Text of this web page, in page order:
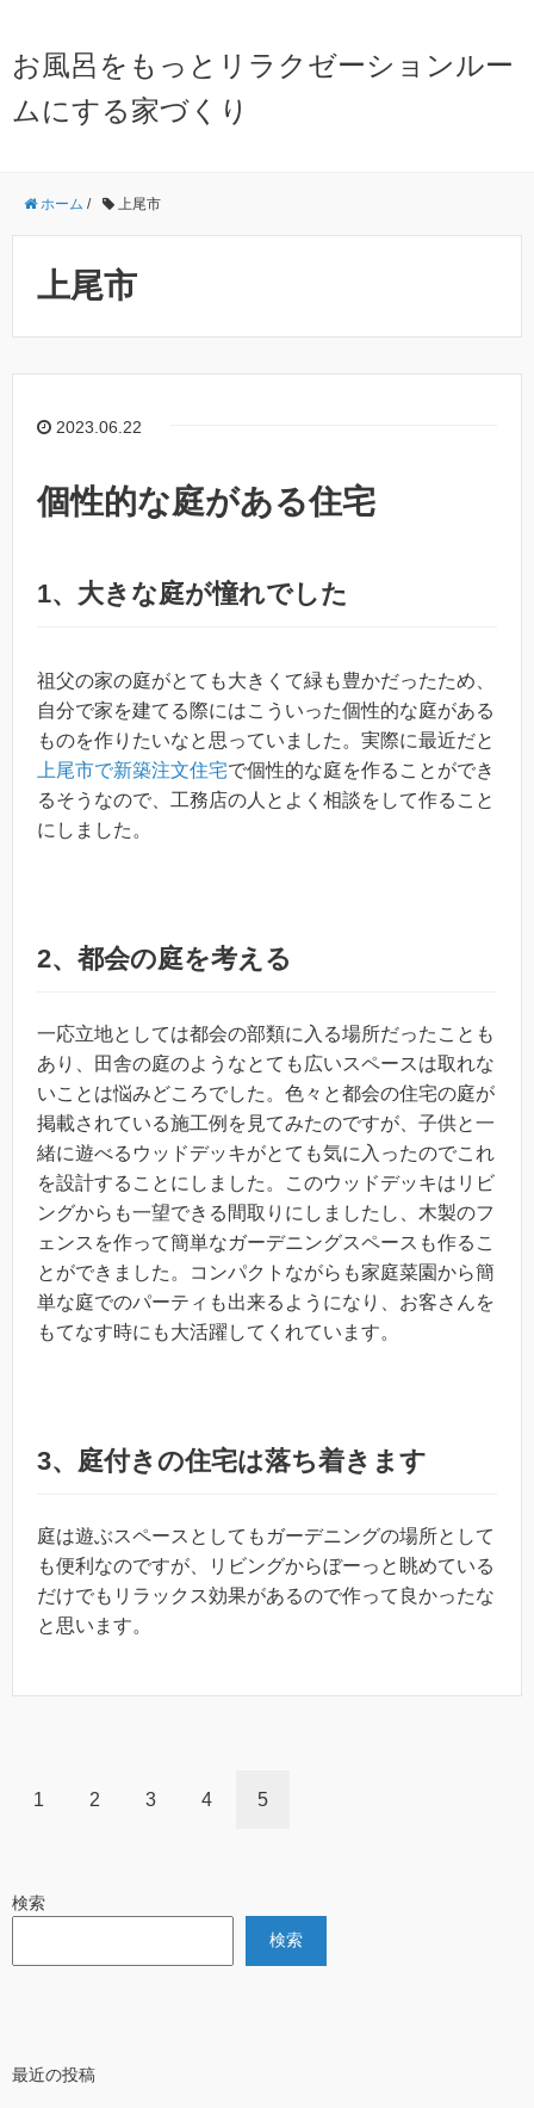
お風呂をもっとリラクゼーションルー
ムにする家づくり
ホーム / 上尾市
上尾市
2023.06.22
個性的な庭がある住宅
1、大きな庭が憧れでした
祖父の家の庭がとても大きくて緑も豊かだったため、
自分で家を建てる際にはこういった個性的な庭がある
ものを作りたいなと思っていました。実際に最近だと
上尾市で新築注文住宅で個性的な庭を作ることができ
るそうなので、工務店の人とよく相談をして作ること
にしました。
2、都会の庭を考える
一応立地としては都会の部類に入る場所だったことも
あり、田舎の庭のようなとても広いスペースは取れな
いことは悩みどころでした。色々と都会の住宅の庭が
掲載されている施工例を見てみたのですが、子供と一
緒に遊べるウッドデッキがとても気に入ったのでこれ
を設計することにしました。このウッドデッキはリビ
ングからも一望できる間取りにしましたし、木製のフ
ェンスを作って簡単なガーデニングスペースも作るこ
とができました。コンパクトながらも家庭菜園から簡
単な庭でのパーティも出来るようになり、お客さんを
もてなす時にも大活躍してくれています。
3、庭付きの住宅は落ち着きます
庭は遊ぶスペースとしてもガーデニングの場所として
も便利なのですが、リビングからぼーっと眺めている
だけでもリラックス効果があるので作って良かったな
と思います。
1 2 3 4 5
検索
検索
最近の投稿